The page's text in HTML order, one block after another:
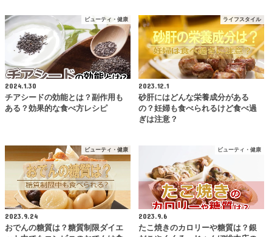
ビューティ・健康
2024.1.30
チアシードの効能とは？副作用も
ある？効果的な食べ方レシピ
ライフスタイル
2023.12.1
砂肝にはどんな栄養成分がある
の？妊婦も食べられるけど食べ過
ぎは注意？
ビューティ・健康
2023.9.24
おでんの糖質は？糖質制限ダイエ
ビューティ・健康
2023.9.6
たこ焼きのカロリーや糖質は？銀